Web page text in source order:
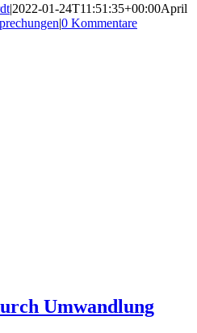
|2022-01-24T11:51:35+00:00April
|0 Kommentare
Umwandlung